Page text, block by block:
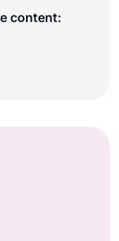
content: